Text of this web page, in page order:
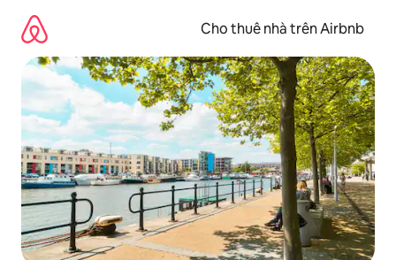
dung
Cho thuê nhà trên Airbnb